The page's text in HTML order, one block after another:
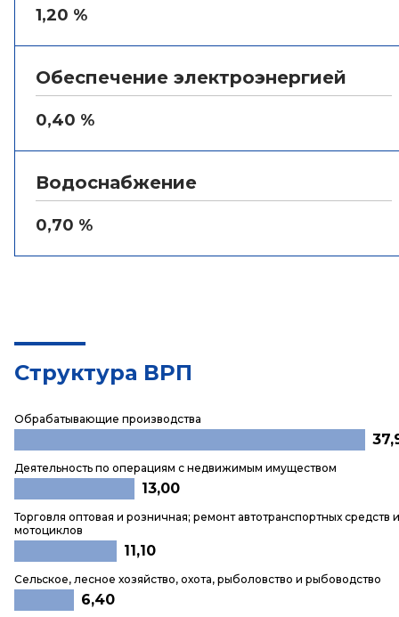
1,20 %
Обеспечение электроэнергией
0,40 %
Водоснабжение
0,70 %
Структура ВРП
Обрабатывающие производства
Деятельность по операциям с недвижимым имуществом
13,00
Торговля оптовая и розничная; ремонт автотранспортных средств и
мотоциклов
11,10
Сельское, лесное хозяйство, охота, рыболовство и рыбоводство
6,40